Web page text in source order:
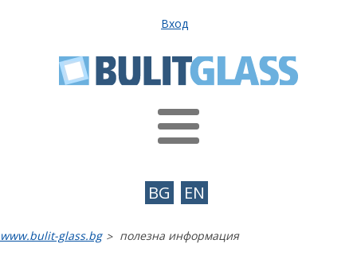
Вход
BG EN
www.bulit-glass.bg > полезна информация